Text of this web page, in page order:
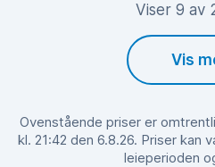
Viser 9 av
Vis
Ovenstående priser er
kl. 21:42 den 6.8.26. Priser kan
leieperioden